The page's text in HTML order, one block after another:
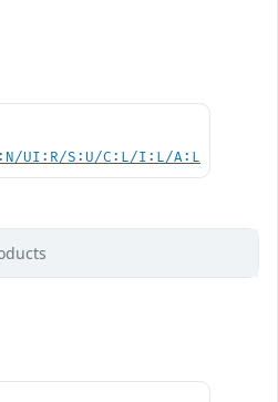
UI:R/S:U/C:L/I:L/A:L